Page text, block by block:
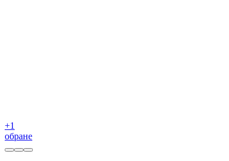
+1
обране